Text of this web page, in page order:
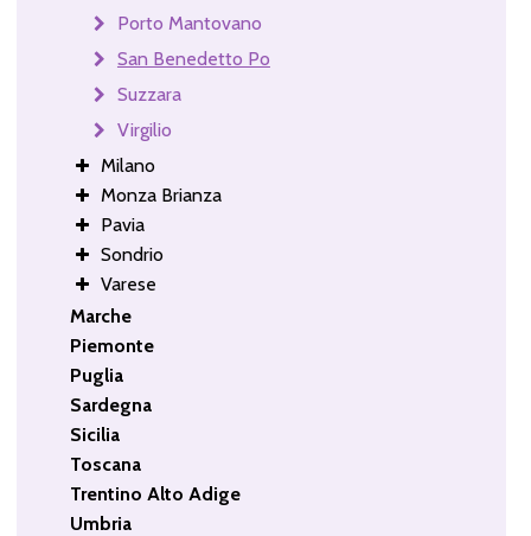
Porto Mantovano
San Benedetto Po
Suzzara
Virgilio
Milano
Monza Brianza
Pavia
Sondrio
Varese
Marche
Piemonte
Puglia
Sardegna
Sicilia
Toscana
Trentino Alto Adige
Umbria